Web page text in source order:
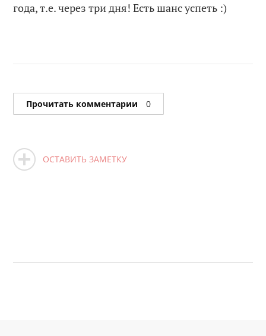
года, т.е. через три дня! Есть шанс успеть :)
Прочитать комментарии 0
ОСТАВИТЬ ЗАМЕТКУ